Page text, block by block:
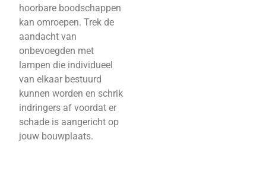
hoorbare boodschappen
kan omroepen. Trek de
aandacht van
onbevoegden met
lampen die individueel
van elkaar bestuurd
kunnen worden en schrik
indringers af voordat er
schade is aangericht op
jouw bouwplaats.